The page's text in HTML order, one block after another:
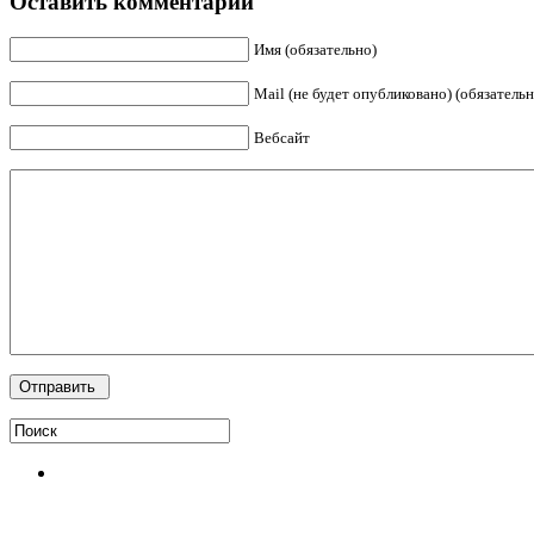
Имя (обязательно)
Mail (не будет опубликовано)
Вебсайт